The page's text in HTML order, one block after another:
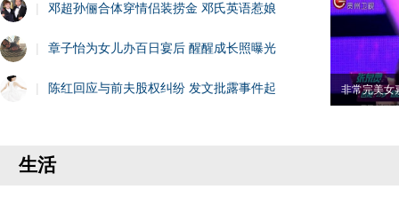
| 邓超孙俪合体穿情侣装捞金 邓氏英语惹娘
| 章子怡为女儿办百日宴后 醒醒成长照曝光
| 陈红回应与前夫股权纠纷 发文批露事件起 非常完美女
生活